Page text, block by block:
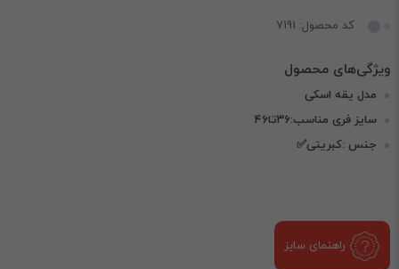
کد محصول: 7191
مدل یقه اسکی
سایز فری مناسب:۳۶تا۴۶
جنس :کبریتی✅
راهنمای سایز